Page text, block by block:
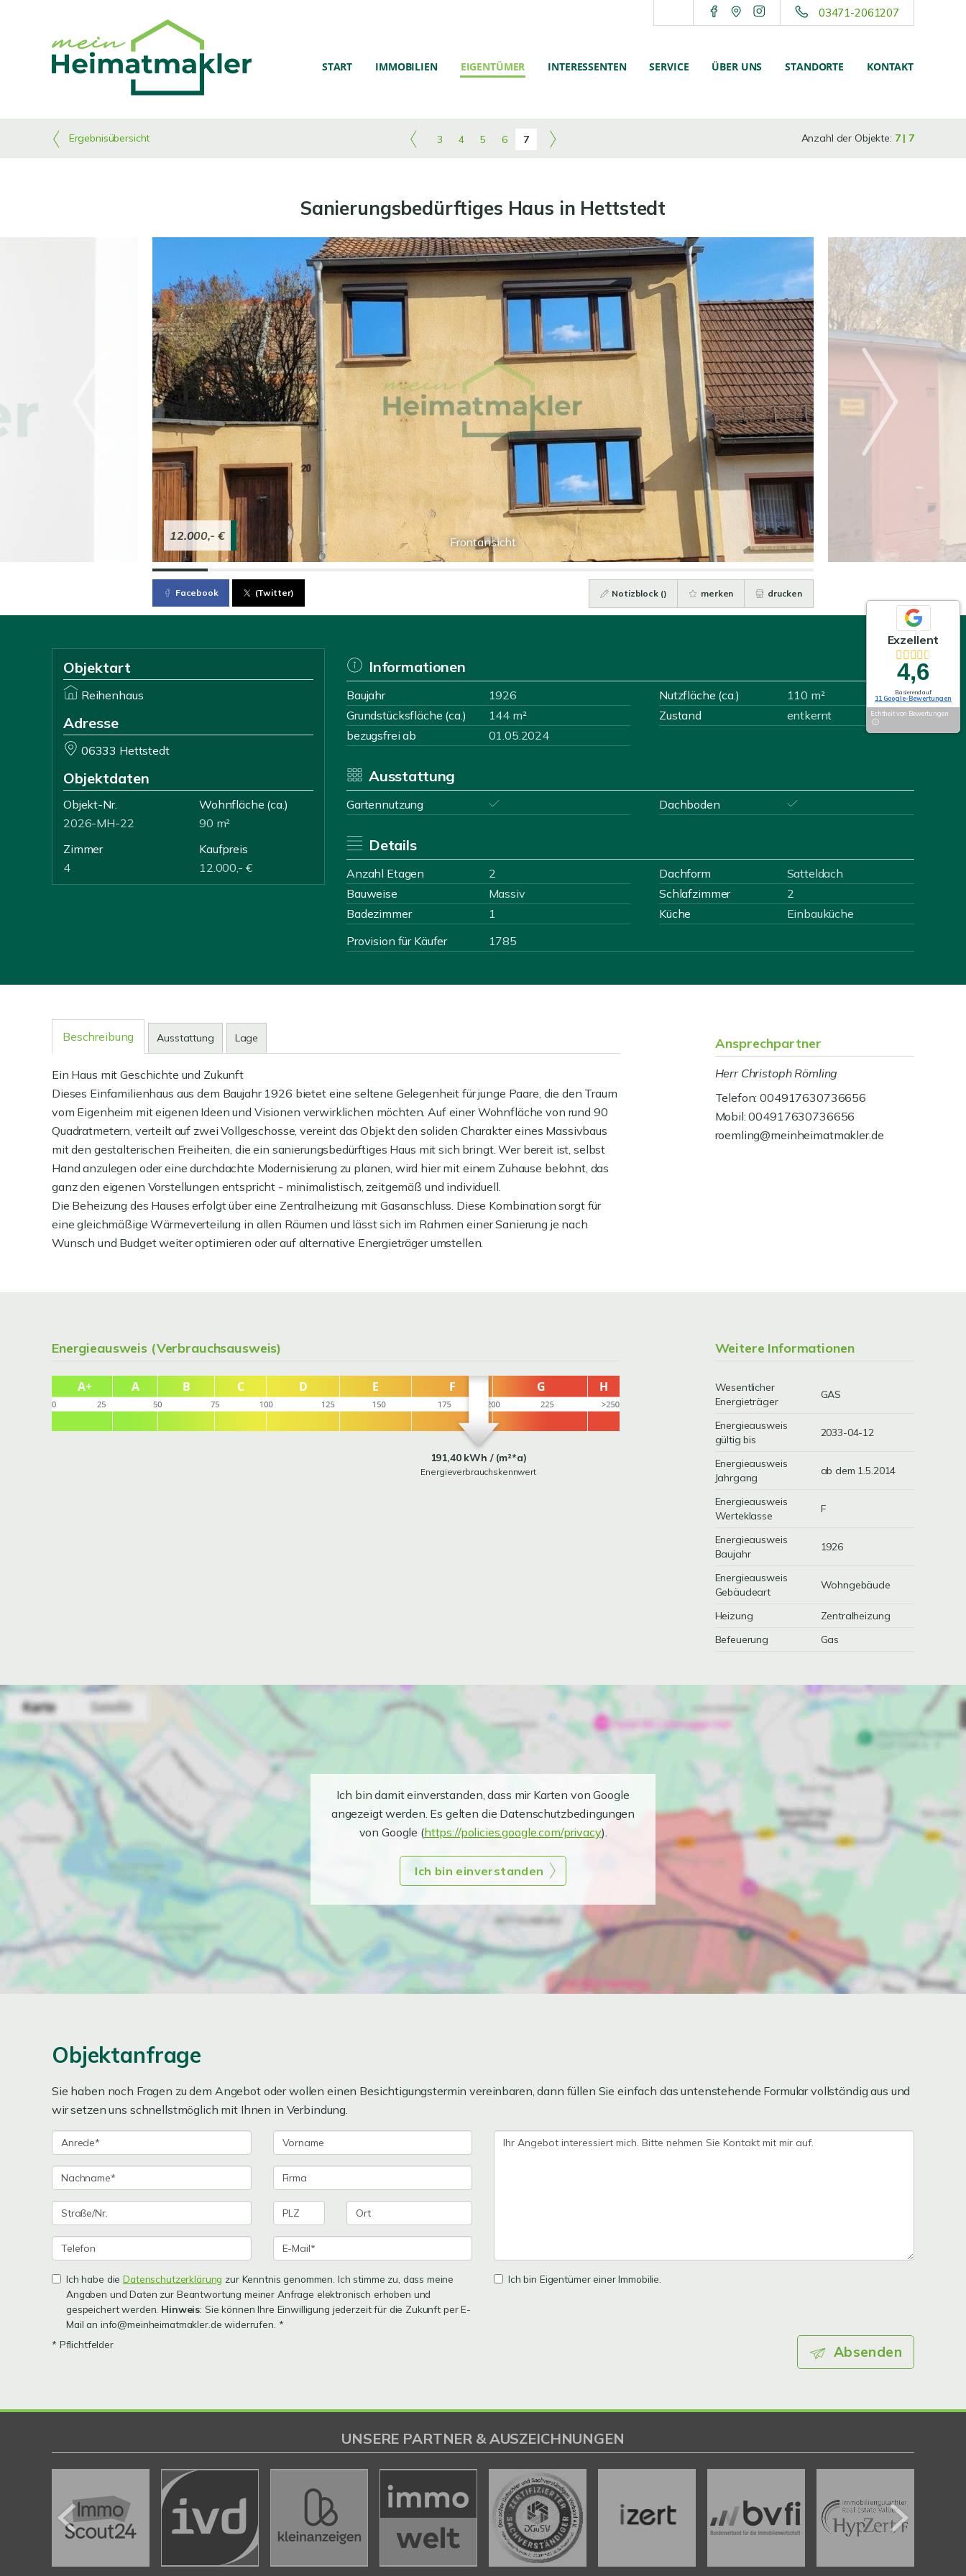
03471-2061207
START IMMOBILIEN EIGENTÜMER INTERESSENTEN SERVICE ÜBER UNS STANDORTE KONTAKT
Ergebnisübersicht 3 4 5 6 7 Anzahl der Objekte: 7 | 7
Sanierungsbedürftiges Haus in Hettstedt
Frontansicht
12.000,- €
Facebook (Twitter) Notizblock () merken drucken
Objektart
Reihenhaus
Adresse
06333 Hettstedt
Objektdaten
Objekt-Nr.
2026-MH-22
Wohnfläche (ca.)
90 m²
Zimmer
4
Kaufpreis
12.000,- €
Informationen
Baujahr 1926 Nutzfläche (ca.)
110 m²
Grundstücksfläche (ca.)
144 m² Zustand
entkernt
bezugsfrei ab
01.05.2024
Ausstattung
Gartennutzung Dachboden
Details
Anzahl Etagen 2 Dachform
Satteldach
Bauweise
Massiv Schlafzimmer
2
Badezimmer
1 Küche
Einbauküche
Provision für Käufer
1785
Beschreibung Ausstattung Lage
Ein Haus mit Geschichte und Zukunft
Dieses Einfamilienhaus aus dem Baujahr 1926 bietet eine seltene Gelegenheit für junge Paare, die den Traum
vom Eigenheim mit eigenen Ideen und Visionen verwirklichen möchten. Auf einer Wohnfläche von rund 90
Quadratmetern, verteilt auf zwei Vollgeschosse, vereint das Objekt den soliden Charakter eines Massivbaus
mit den gestalterischen Freiheiten, die ein sanierungsbedürftiges Haus mit sich bringt. Wer bereit ist, selbst
Hand anzulegen oder eine durchdachte Modernisierung zu planen, wird hier mit einem Zuhause belohnt, das
ganz den eigenen Vorstellungen entspricht - minimalistisch, zeitgemäß und individuell.
Die Beheizung des Hauses erfolgt über eine Zentralheizung mit Gasanschluss. Diese Kombination sorgt für
eine gleichmäßige Wärmeverteilung in allen Räumen und lässt sich im Rahmen einer Sanierung je nach
Wunsch und Budget weiter optimieren oder auf alternative Energieträger umstellen.
Ansprechpartner
Herr Christoph Römling
Telefon: 004917630736656
Mobil: 004917630736656
roemling@meinheimatmakler.de
Energieausweis (Verbrauchsausweis)
191,40 kWh / (m²*a)
Energieverbrauchskennwert
Weitere Informationen
Wesentlicher
Energieträger
GAS
Energieausweis
gültig bis
2033-04-12
Energieausweis
Jahrgang
ab dem 1.5.2014
Energieausweis
Werteklasse
F
Energieausweis
Baujahr
1926
Energieausweis
Gebäudeart
Wohngebäude
Heizung
Zentralheizung
Befeuerung
Gas
Ich bin damit einverstanden, dass mir Karten von Google
angezeigt werden. Es gelten die Datenschutzbedingungen
von Google (https://policies.google.com/privacy).
Ich bin einverstanden
Objektanfrage
Sie haben noch Fragen zu dem Angebot oder wollen einen Besichtigungstermin vereinbaren, dann füllen Sie einfach das untenstehende Formular vollständig aus und
wir setzen uns schnellstmöglich mit Ihnen in Verbindung.
Ich habe dieDatenschutzerklärung zur Kenntnis genommen. Ich stimme zu, dass meine
Angaben und Daten zur Beantwortung meiner Anfrage elektronisch erhoben und
gespeichert werden. Hinweis: Sie können Ihre Einwilligung jederzeit für die Zukunft per E-
Mail an info@meinheimatmakler.de widerrufen. *
Ich bin Eigentümer einer Immobilie.
* Pflichtfelder Absenden
Exzellent
4,6
Basierend auf
11 Google-Bewertungen
Echtheit von Bewertungen
UNSERE PARTNER & AUSZEICHNUNGEN